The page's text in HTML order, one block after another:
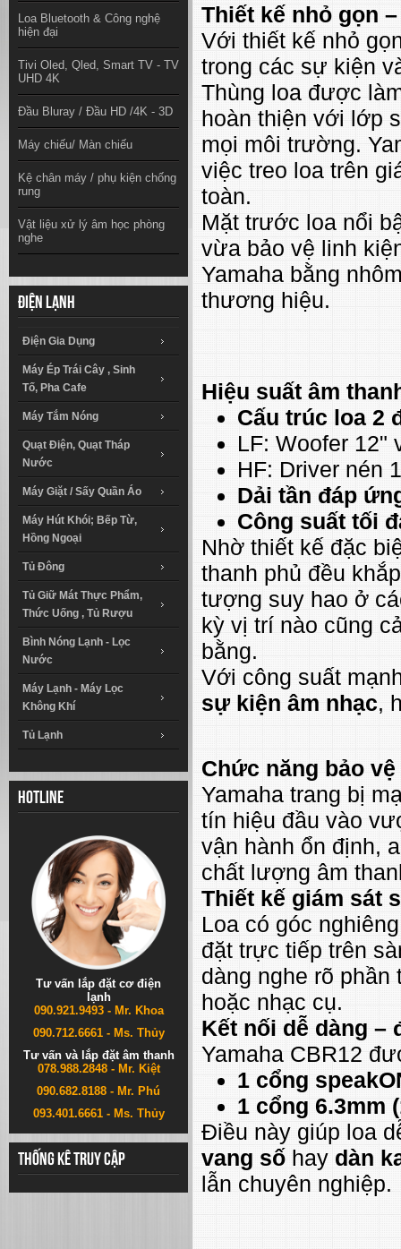
Loa Bluetooth & Công nghệ
hiện đại
Tivi Oled, Qled, Smart TV - TV
UHD 4K
Đầu Bluray / Đầu HD /4K - 3D
Máy chiếu/ Màn chiếu
Kệ chân máy / phụ kiện chống
rung
Vật liệu xử lý âm học phòng
nghe
Điện lạnh
Điện Gia Dụng
Máy Ép Trái Cây , Sinh
Tố, Pha Cafe
Máy Tắm Nóng
Quạt Điện, Quạt Tháp
Nước
Máy Giặt / Sấy Quần Áo
Máy Hút Khói; Bếp Từ,
Hồng Ngoại
Tủ Đông
Tủ Giữ Mát Thực Phẩm,
Thức Uống , Tủ Rượu
Bình Nóng Lạnh - Lọc
Nước
Máy Lạnh - Máy Lọc
Không Khí
Tủ Lạnh
Hotline
Tư vấn lắp đặt cơ điện
lạnh
090.921.9493 - Mr. Khoa
090.712.6661 - Ms. Thủy
Tư vấn và lắp đặt âm thanh
078.988.2848 - Mr. Kiệt
090.682.8188 - Mr. Phú
093.401.6661 - Ms. Thủy
Thống kê truy cập
Thiết kế nhỏ gọn
Với thiết kế nhỏ
trong các sự kiện
Thùng loa được
hoàn thiện với lớp
mọi môi trường.
việc treo loa trên
toàn.
Mặt trước loa nổi
vừa bảo vệ linh
Yamaha bằng
thương hiệu.
Hiệu suất âm
Cấu trúc loa 2
LF: Woofer 12"
HF: Driver nén
Dải tần đáp
Công suất tối
Nhờ thiết kế đặc
thanh phủ đều
tượng suy hao ở
kỳ vị trí nào cũng
bằng.
Với công suất
sự kiện âm nhạc,
Chức năng bảo
Yamaha trang bị
tín hiệu đầu vào
vận hành ổn định,
chất lượng âm
Thiết kế giám sát
Loa có góc
đặt trực tiếp trên
dàng nghe rõ
hoặc nhạc cụ.
Kết nối dễ dàng –
Yamaha CBR12
1 cổng
1 cổng 6.3mm
Điều này giúp loa
vang số hay dàn
lẫn chuyên nghiệp.